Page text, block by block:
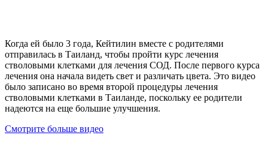
Когда ей было 3 года, Кейтилин вместе с родителями
отправилась в Таиланд, чтобы пройти курс лечения
стволовыми клетками для лечения СОД. После первого курса
лечения она начала видеть свет и различать цвета. Это видео
было записано во время второй процедуры лечения
стволовыми клетками в Таиланде, поскольку ее родители
надеются на еще большие улучшения.
Смотрите больше видео